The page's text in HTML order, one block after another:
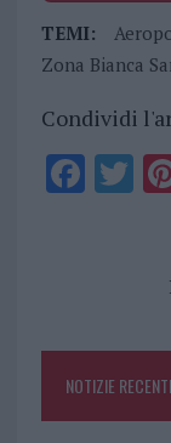
TEMI:
Zona Bianca
Condividi
F
o
k
T
NOTIZIE RECENTI